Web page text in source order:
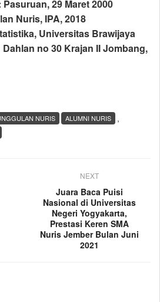
29 Maret 2000
Nuris, IPA, 2018
Universitas Brawijaya
no 30 Krajan II Jombang,
,
NURIS
ALUMNI NURIS
NEXT
Juara Baca Puisi
Nasional di Universitas
Negeri Yogyakarta,
Prestasi Keren SMA
Nuris Jember Bulan Juni
2021